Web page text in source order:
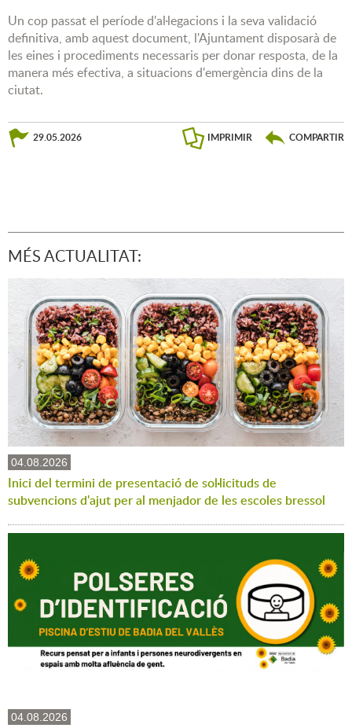
Un cop passat el període d'al·legacions i la seva validació
definitiva, amb aquest document, l'Ajuntament disposarà de
les eines i procediments necessaris per donar resposta, de la
manera més efectiva, a situacions d'emergència dins de la
ciutat.
29.05.2026 IMPRIMIR COMPARTIR
MÉS ACTUALITAT:
04.08.2026
Inici del termini de presentació de sol·licituds de
subvencions d'ajut per al menjador de les escoles bressol
04.08.2026